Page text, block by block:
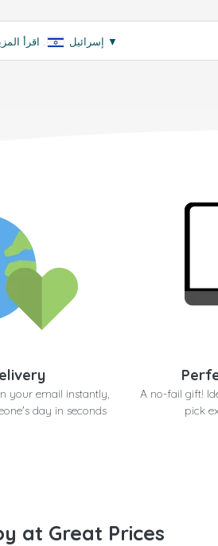
: Valid only for use in إسرائيل ▼
your email instantly,
day in seconds
A no-fail gift!
pick
at Great Prices